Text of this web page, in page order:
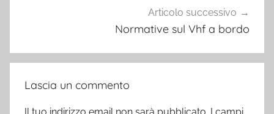
Articolo successivo
Normative sul Vhf a bordo
Lascia un commento